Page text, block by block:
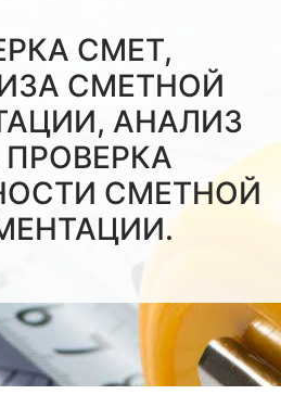
СМЕТ,
СМЕТНОЙ
АНАЛИЗ
СМЕТНОЙ